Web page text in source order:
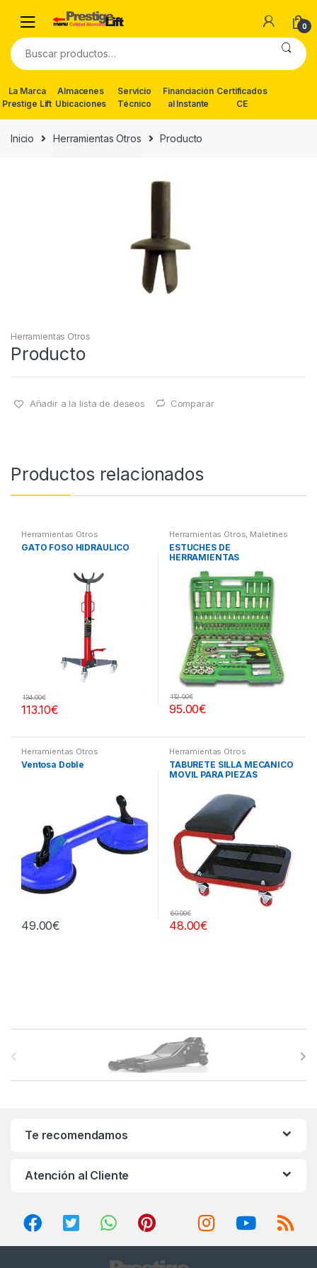
navigation
content
0
Buscar
por:
La Marca
Prestige Lift
Almacenes
Ubicaciones
Servicio
Técnico
Financiación
al Instante
Certificados
CE
Inicio Herramientas Otros Producto
Herramientas Otros
Producto
Añadir a la lista de deseos Comparar
Productos relacionados
Herramientas Otros
GATO FOSO HIDRÁULICO
113.10€
134.00€
Herramientas Otros, Maletines
Herramientas, Extractores,
Compresímetros, otros
ESTUCHES DE
HERRAMIENTAS
95.00€
112.00€
Herramientas Otros
Ventosa Doble
49.00€
Herramientas Otros
TABURETE SILLA MECANICO
MOVIL PARA PIEZAS
48.00€
60.00€
Te recomendamos
Atención al Cliente